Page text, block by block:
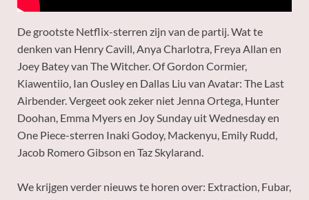
De grootste Netflix-sterren zijn van de partij. Wat te
denken van Henry Cavill, Anya Charlotra, Freya Allan en
Joey Batey van The Witcher. Of Gordon Cormier,
Kiawentiio, Ian Ousley en Dallas Liu van Avatar: The Last
Airbender. Vergeet ook zeker niet Jenna Ortega, Hunter
Doohan, Emma Myers en Joy Sunday uit Wednesday en
One Piece-sterren Inaki Godoy, Mackenyu, Emily Rudd,
Jacob Romero Gibson en Taz Skylarand.
We krijgen verder nieuws te horen over: Extraction, Fubar,